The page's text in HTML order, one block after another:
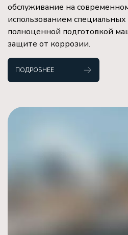
обслуживание на
использованием специальных
полноценной подготовкой
защите от коррозии.
ПОДРОБНЕЕ